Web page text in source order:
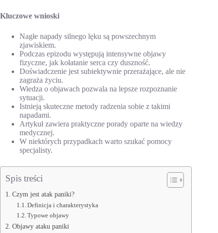
Kluczowe wnioski
Nagłe napady silnego lęku są powszechnym
zjawiskiem.
Podczas epizodu występują intensywne objawy
fizyczne, jak kołatanie serca czy duszność.
Doświadczenie jest subiektywnie przerażające, ale nie
zagraża życiu.
Wiedza o objawach pozwala na lepsze rozpoznanie
sytuacji.
Istnieją skuteczne metody radzenia sobie z takimi
napadami.
Artykuł zawiera praktyczne porady oparte na wiedzy
medycznej.
W niektórych przypadkach warto szukać pomocy
specjalisty.
Spis treści
Czym jest atak paniki?
Definicja i charakterystyka
Typowe objawy
Objawy ataku paniki